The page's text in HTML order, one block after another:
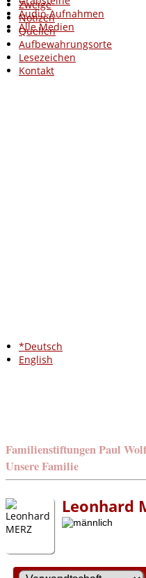
Audio-Aufnahmen
Alle Medien
Zweige
Notizen
Quellen
Aufbewahrungsorte
Lesezeichen
Kontakt
*Deutsch
English
Familienstiftungen Paul
Unsere Familie
Leonhard